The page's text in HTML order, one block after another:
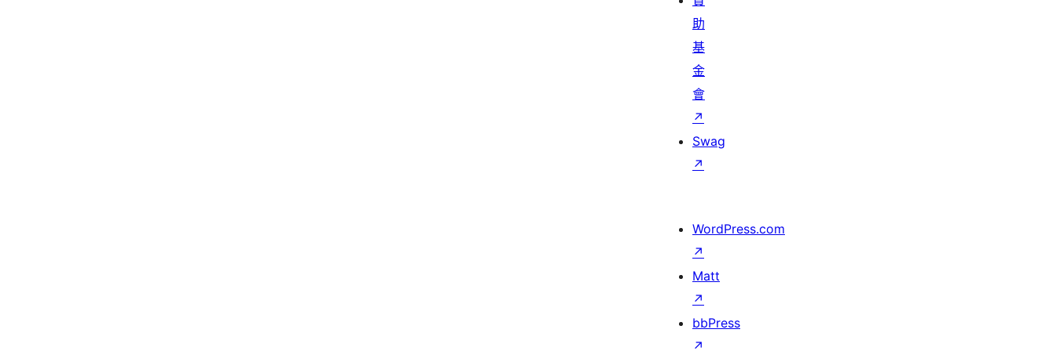
助
基
金
會
↗
Swag
↗
WordPress.com
↗
Matt
↗
bbPress
↗